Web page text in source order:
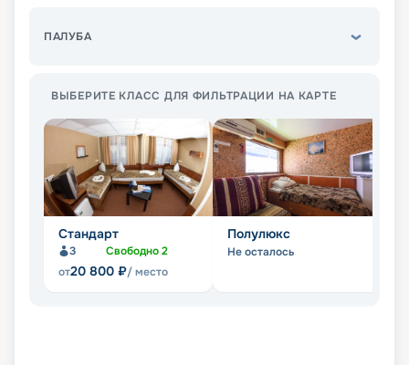
ПАЛУБА
ВЫБЕРИТЕ КЛАСС ДЛЯ ФИЛЬТРАЦИИ НА КАРТЕ
Стандарт
3 Свободно2
от20 800 ₽/ место
Полулюкс
Не осталось